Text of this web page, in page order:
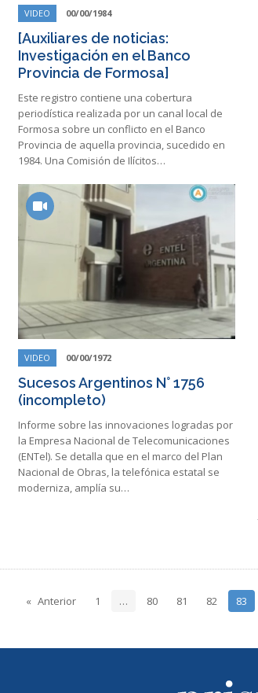
VIDEO 00/00/1984
[Auxiliares de noticias:
Investigación en el Banco
Provincia de Formosa]
Este registro contiene una cobertura
periodística realizada por un canal local de
Formosa sobre un conflicto en el Banco
Provincia de aquella provincia, sucedido en
1984. Una Comisión de Ilícitos…
VIDEO 00/00/1972
Sucesos Argentinos N° 1756
(incompleto)
Informe sobre las innovaciones logradas por
la Empresa Nacional de Telecomunicaciones
(ENTel). Se detalla que en el marco del Plan
Nacional de Obras, la telefónica estatal se
moderniza, amplía su…
Anterior 1 … 80 81 82 83